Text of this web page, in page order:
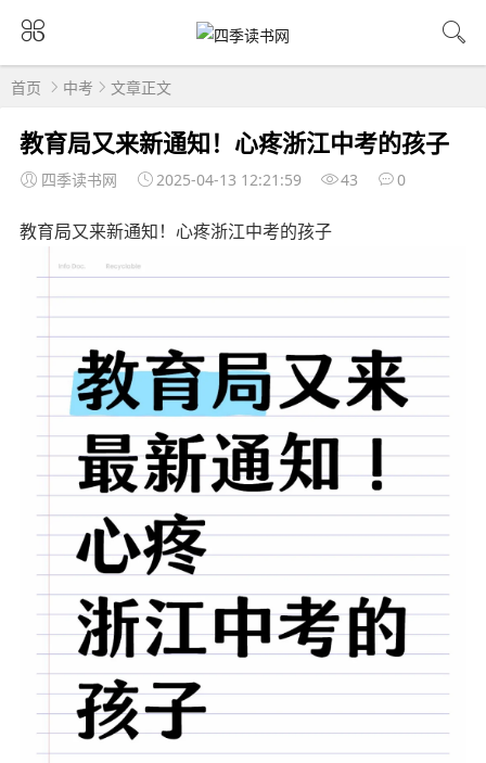
首页 中考 文章正文
教育局又来新通知！心疼浙江中考的孩子
四季读书网 2025-04-13 12:21:59 43 0
教育局又来新通知！心疼浙江中考的孩子